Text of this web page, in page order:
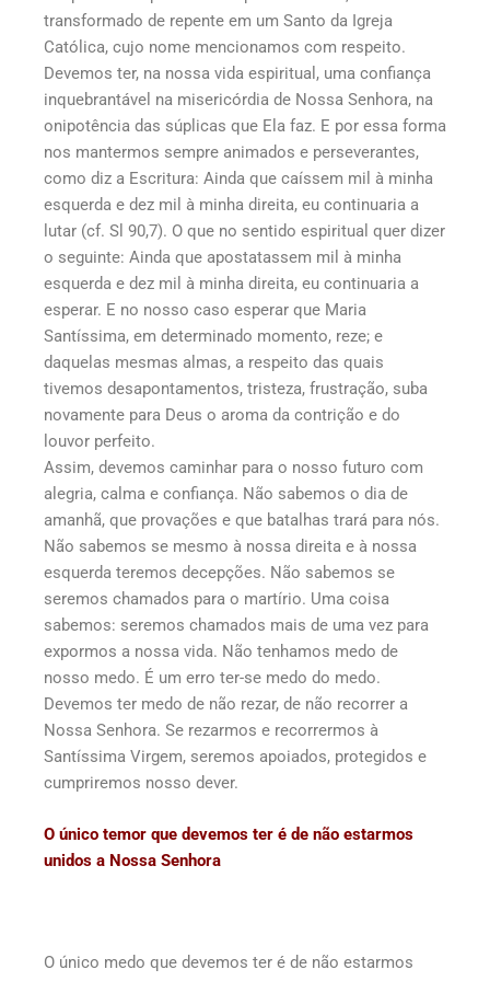
transformado de repente em um Santo da Igreja
Católica, cujo nome mencionamos com respeito.
Devemos ter, na nossa vida espiritual, uma confiança
inquebrantável na misericórdia de Nossa Senhora, na
onipotência das súplicas que Ela faz. E por essa forma
nos mantermos sempre animados e perseverantes,
como diz a Escritura: Ainda que caíssem mil à minha
esquerda e dez mil à minha direita, eu continuaria a
lutar (cf. Sl 90,7). O que no sentido espiritual quer dizer
o seguinte: Ainda que apostatassem mil à minha
esquerda e dez mil à minha direita, eu continuaria a
esperar. E no nosso caso esperar que Maria
Santíssima, em determinado momento, reze; e
daquelas mesmas almas, a respeito das quais
tivemos desapontamentos, tristeza, frustração, suba
novamente para Deus o aroma da contrição e do
louvor perfeito.
Assim, devemos caminhar para o nosso futuro com
alegria, calma e confiança. Não sabemos o dia de
amanhã, que provações e que batalhas trará para nós.
Não sabemos se mesmo à nossa direita e à nossa
esquerda teremos decepções. Não sabemos se
seremos chamados para o martírio. Uma coisa
sabemos: seremos chamados mais de uma vez para
expormos a nossa vida. Não tenhamos medo de
nosso medo. É um erro ter-se medo do medo.
Devemos ter medo de não rezar, de não recorrer a
Nossa Senhora. Se rezarmos e recorrermos à
Santíssima Virgem, seremos apoiados, protegidos e
cumpriremos nosso dever.
O único temor que devemos ter é de não estarmos
unidos a Nossa Senhora
O único medo que devemos ter é de não estarmos